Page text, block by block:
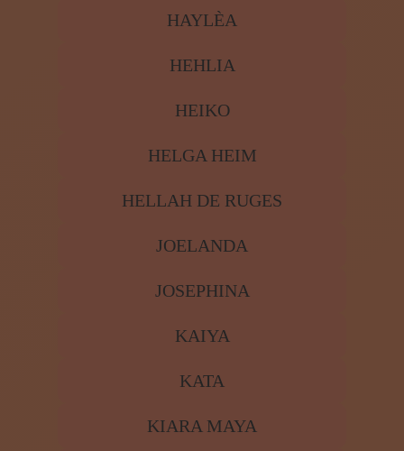
HAYLÈA
HEHLIA
HEIKO
HELGA HEIM
HELLAH DE RUGES
JOELANDA
JOSEPHINA
KAIYA
KATA
KIARA MAYA